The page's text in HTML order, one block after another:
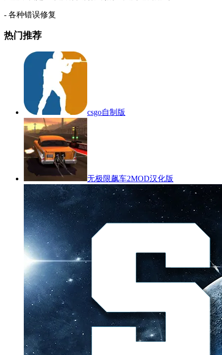
- 各种错误修复
热门推荐
csgo自制版
无极限飙车2MOD汉化版